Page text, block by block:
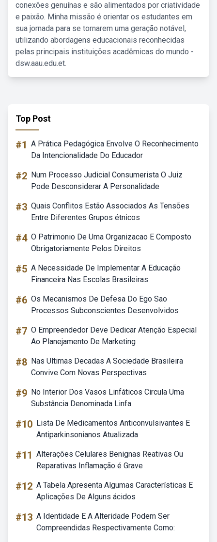
conexões genuínas e são alimentados por criatividade
e paixão. Minha missão é orientar os estudantes em
sua jornada para se tornarem uma geração notável,
utilizando abordagens educacionais reconhecidas
pelas principais instituições acadêmicas do mundo -
dsw.aau.edu.et.
Top Post
#1 A Prática Pedagógica Envolve O Reconhecimento
Da Intencionalidade Do Educador
#2 Num Processo Judicial Consumerista O Juiz
Pode Desconsiderar A Personalidade
#3 Quais Conflitos Estão Associados As Tensões
Entre Diferentes Grupos étnicos
#4 O Patrimonio De Uma Organizacao E Composto
Obrigatoriamente Pelos Direitos
#5 A Necessidade De Implementar A Educação
Financeira Nas Escolas Brasileiras
#6 Os Mecanismos De Defesa Do Ego Sao
Processos Subconscientes Desenvolvidos
#7 O Empreendedor Deve Dedicar Atenção Especial
Ao Planejamento De Marketing
#8 Nas Ultimas Decadas A Sociedade Brasileira
Convive Com Novas Perspectivas
#9 No Interior Dos Vasos Linfáticos Circula Uma
Substância Denominada Linfa
#10 Lista De Medicamentos Anticonvulsivantes E
Antiparkinsonianos Atualizada
#11 Alterações Celulares Benignas Reativas Ou
Reparativas Inflamação é Grave
#12 A Tabela Apresenta Algumas Características E
Aplicações De Alguns ácidos
#13 A Identidade E A Alteridade Podem Ser
Compreendidas Respectivamente Como: